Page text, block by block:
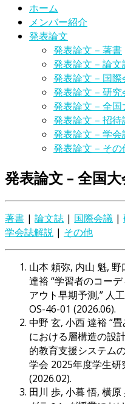
ホーム
メンバー紹介
発表論文
発表論文 – 著書
発表論文 – 論文
発表論文 – 国際
発表論文 – 研究
発表論文 – 全
発表論文 – 招待
発表論文 – 学会
発表論文 – その
発表論文 – 全国
著書 | 論文誌 | 国際会議 |
学会誌解説 | その他
山本 頼弥, 内山 魁,
達裕 “学習者のコー
アウト早期予測,” 人
OS-46-01 (2026.06).
中野 玄, 小西 達裕 “
における層構造の設
的教育支援システム
学会 2025年度学生
(2026.02).
田川 歩, 小暮 悟, 横